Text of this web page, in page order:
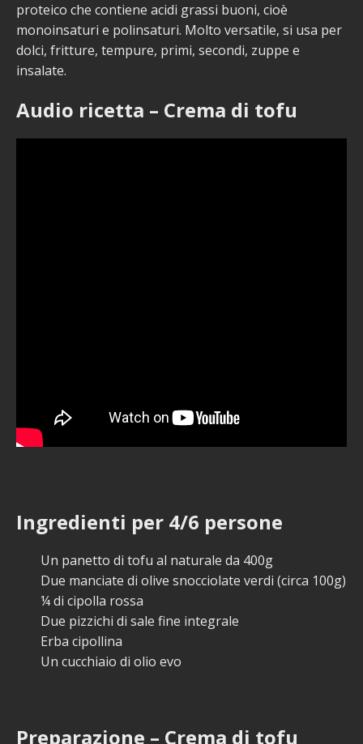
proteico che contiene acidi grassi buoni, cioè
monoinsaturi e polinsaturi. Molto versatile, si usa per
dolci, fritture, tempure, primi, secondi, zuppe e
insalate.
Audio ricetta – Crema di tofu
Ingredienti per 4/6 persone
Un panetto di tofu al naturale da 400g
Due manciate di olive snocciolate verdi (circa 100g)
¼ di cipolla rossa
Due pizzichi di sale fine integrale
Erba cipollina
Un cucchiaio di olio evo
Preparazione – Crema di tofu